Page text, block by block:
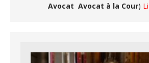
Avocat Avocat à la Cour)